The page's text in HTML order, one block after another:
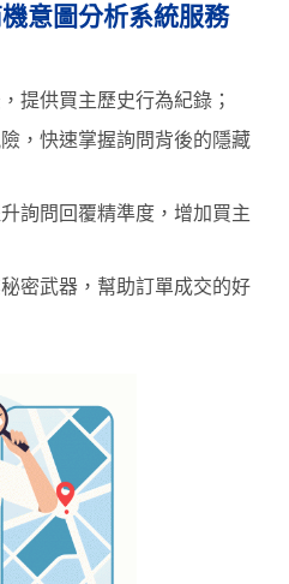
意圖分析系統服務
提供買主歷史行為紀錄；
，快速掌握詢問背後的隱藏
詢問回覆精準度，增加買主
密武器，幫助訂單成交的好